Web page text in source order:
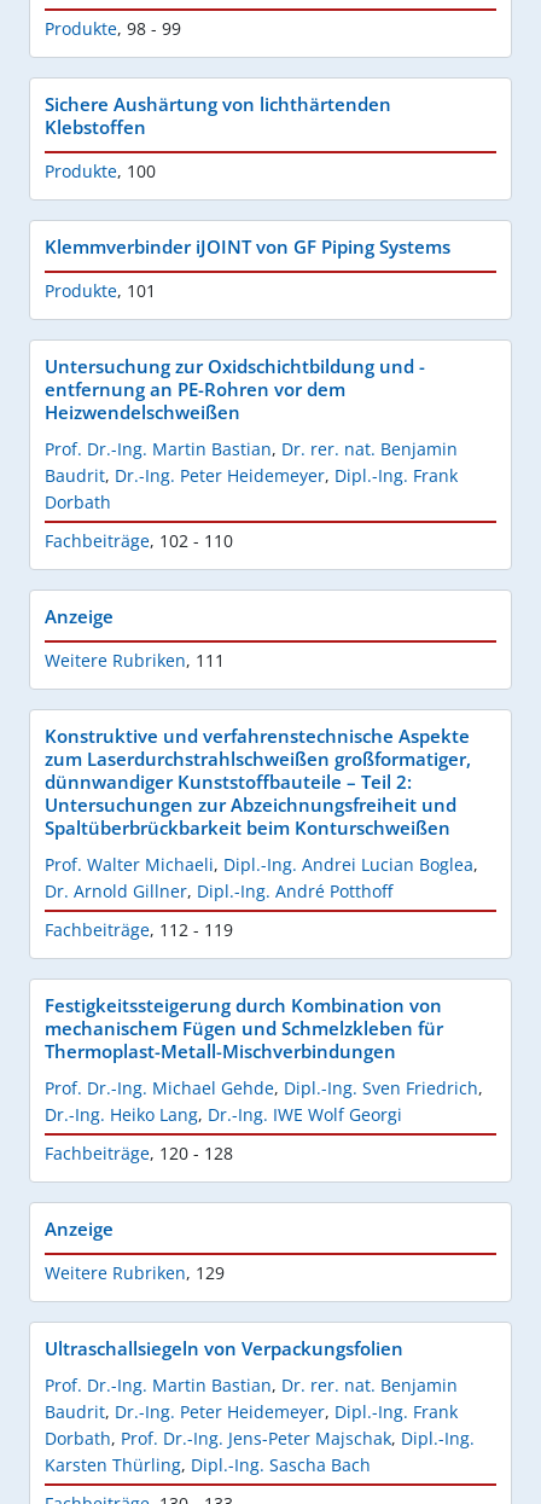
Produkte, 98 - 99
Sichere Aushärtung von lichthärtenden
Klebstoffen
Produkte, 100
Klemmverbinder iJOINT von GF Piping Systems
Produkte, 101
Untersuchung zur Oxidschichtbildung und -
entfernung an PE-Rohren vor dem
Heizwendelschweißen
Prof. Dr.-Ing. Martin Bastian, Dr. rer. nat. Benjamin
Baudrit, Dr.-Ing. Peter Heidemeyer, Dipl.-Ing. Frank
Dorbath
Fachbeiträge, 102 - 110
Anzeige
Weitere Rubriken, 111
Konstruktive und verfahrenstechnische Aspekte
zum Laserdurchstrahlschweißen großformatiger,
dünnwandiger Kunststoffbauteile – Teil 2:
Untersuchungen zur Abzeichnungsfreiheit und
Spaltüberbrückbarkeit beim Konturschweißen
Prof. Walter Michaeli, Dipl.-Ing. Andrei Lucian Boglea,
Dr. Arnold Gillner, Dipl.-Ing. André Potthoff
Fachbeiträge, 112 - 119
Festigkeitssteigerung durch Kombination von
mechanischem Fügen und Schmelzkleben für
Thermoplast-Metall-Mischverbindungen
Prof. Dr.-Ing. Michael Gehde, Dipl.-Ing. Sven Friedrich,
Dr.-Ing. Heiko Lang, Dr.-Ing. IWE Wolf Georgi
Fachbeiträge, 120 - 128
Anzeige
Weitere Rubriken, 129
Ultraschallsiegeln von Verpackungsfolien
Prof. Dr.-Ing. Martin Bastian, Dr. rer. nat. Benjamin
Baudrit, Dr.-Ing. Peter Heidemeyer, Dipl.-Ing. Frank
Dorbath, Prof. Dr.-Ing. Jens-Peter Majschak, Dipl.-Ing.
Karsten Thürling, Dipl.-Ing. Sascha Bach